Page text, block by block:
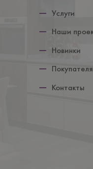
Услуги
Наши
Новинки
Контакты